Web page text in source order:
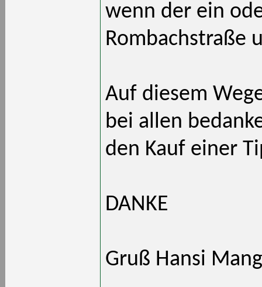
wenn der ein
Rombachstraße
Auf diesem
bei allen
den Kauf einer
DANKE
Gruß Hansi